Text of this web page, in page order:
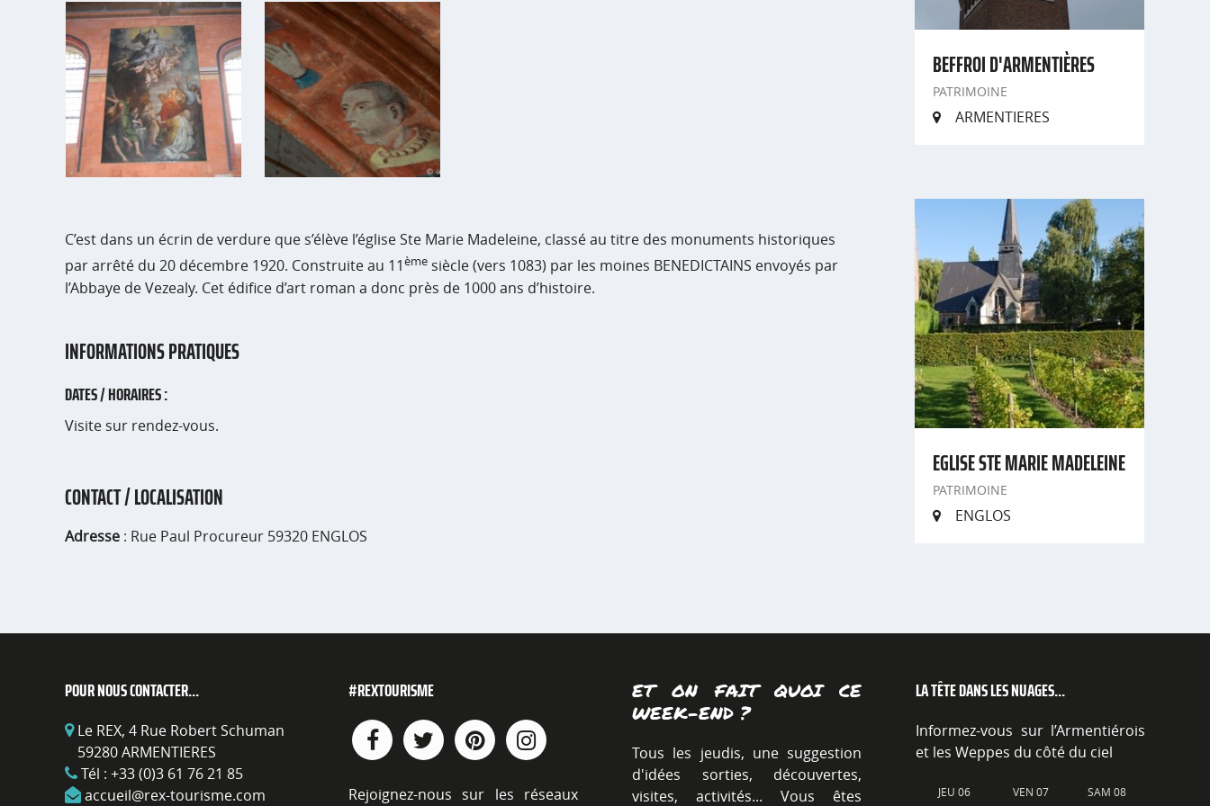
C’est dans un écrin de verdure que s’élève l’église Ste Marie Madeleine, classé au titre des monuments historiques
par arrêté du 20 décembre 1920. Construite au 11ème siècle (vers 1083) par les moines BENEDICTAINS envoyés par
l’Abbaye de Vezealy. Cet édifice d’art roman a donc près de 1000 ans d’histoire.
INFORMATIONS PRATIQUES
DATES / HORAIRES :
Visite sur rendez-vous.
CONTACT / LOCALISATION
Adresse : Rue Paul Procureur 59320 ENGLOS
BEFFROI D'ARMENTIÈRES
PATRIMOINE
ARMENTIERES
EGLISE STE MARIE MADELEINE
PATRIMOINE
ENGLOS
POUR NOUS CONTACTER...
Le REX, 4 Rue Robert Schuman
59280 ARMENTIERES
Tél : +33 (0)3 61 76 21 85
accueil@rex-tourisme.com
#REXTOURISME
Rejoignez-nous sur les réseaux
ET ON FAIT QUOI CE
WEEK-END ?
Tous les jeudis, une suggestion
d'idées sorties, découvertes,
visites, activités... Vous êtes
LA TÊTE DANS LES NUAGES...
Informez-vous sur l’Armentiérois
et les Weppes du côté du ciel
JEU 06 VEN 07 SAM 08